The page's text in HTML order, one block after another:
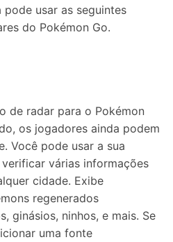
usar as seguintes
do Pokémon Go.
de radar para o Pokémon
os jogadores ainda podem
Você pode usar a sua
várias informações
cidade. Exibe
regenerados
ginásios, ninhos, e mais. Se
uma fonte